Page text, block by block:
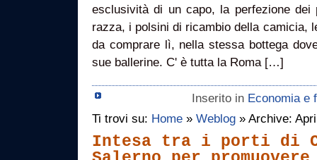
esclusività di un capo, la perfezione
razza, i polsini di ricambio della camicia,
da comprare lì, nella stessa bottega
sue ballerine. C' è tutta la Roma […]
Inserito in Economia e
Ti trovi su: Home » Weblog » Archive:
Intesa tra i porti di